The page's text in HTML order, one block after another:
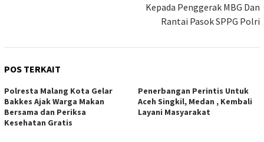
Kepada Penggerak MBG Dan
Rantai Pasok SPPG Polri
POS TERKAIT
Polresta Malang Kota Gelar
Bakkes Ajak Warga Makan
Bersama dan Periksa
Kesehatan Gratis
Penerbangan Perintis Untuk
Aceh Singkil, Medan , Kembali
Layani Masyarakat